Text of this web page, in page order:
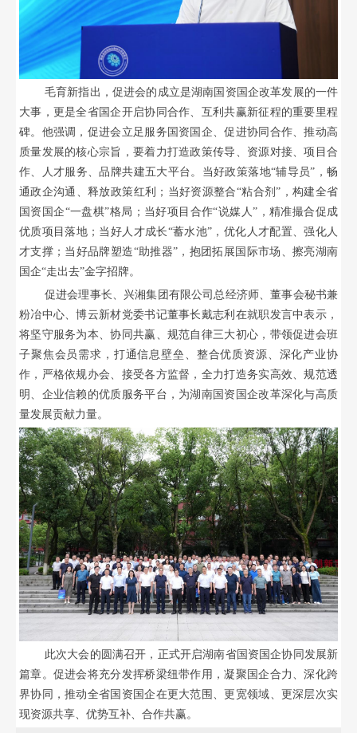
毛育新指出，促进会的成立是湖南国资国企改革发展的一件
大事，更是全省国企开启协同合作、互利共赢新征程的重要里程
碑。他强调，促进会立足服务国资国企、促进协同合作、推动高
质量发展的核心宗旨，要着力打造政策传导、资源对接、项目合
作、人才服务、品牌共建五大平台。当好政策落地“辅导员”，畅
通政企沟通、释放政策红利；当好资源整合“粘合剂”，构建全省
国资国企“一盘棋”格局；当好项目合作“说媒人”，精准撮合促成
优质项目落地；当好人才成长“蓄水池”，优化人才配置、强化人
才支撑；当好品牌塑造“助推器”，抱团拓展国际市场、擦亮湖南
国企“走出去”金字招牌。
促进会理事长、兴湘集团有限公司总经济师、董事会秘书兼
粉冶中心、博云新材党委书记董事长戴志利在就职发言中表示，
将坚守服务为本、协同共赢、规范自律三大初心，带领促进会班
子聚焦会员需求，打通信息壁垒、整合优质资源、深化产业协
作，严格依规办会、接受各方监督，全力打造务实高效、规范透
明、企业信赖的优质服务平台，为湖南国资国企改革深化与高质
量发展贡献力量。
此次大会的圆满召开，正式开启湖南省国资国企协同发展新
篇章。促进会将充分发挥桥梁纽带作用，凝聚国企合力、深化跨
界协同，推动全省国资国企在更大范围、更宽领域、更深层次实
现资源共享、优势互补、合作共赢。